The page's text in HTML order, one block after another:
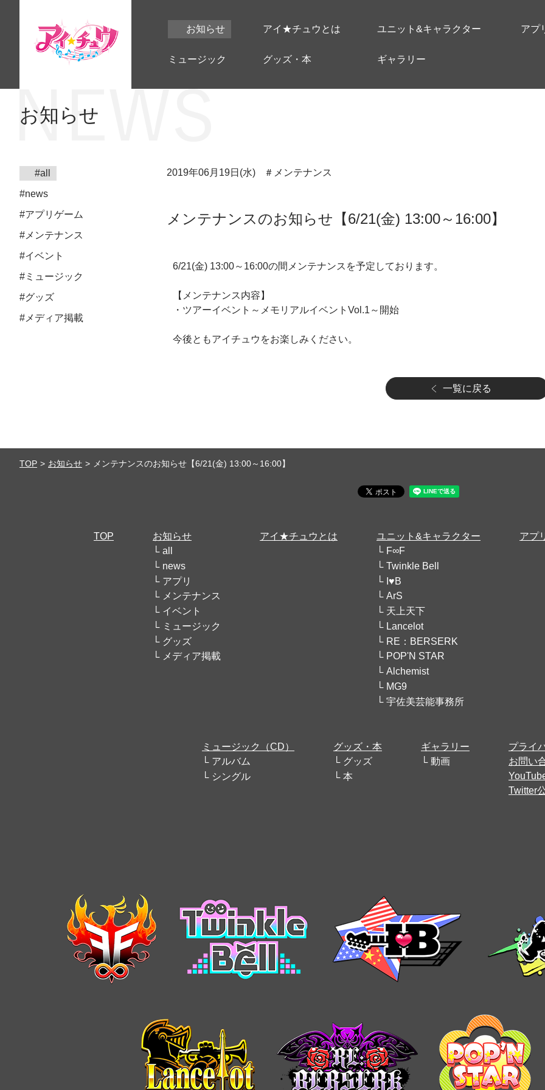
お知らせ アイ★チュウとは ユニット&キャラクター アプ
ミュージック グッズ・本 ギャラリー
お知らせ
#all
#news
#アプリゲーム
#メンテナンス
#イベント
#ミュージック
#グッズ
#メディア掲載
2019年06月19日(水) ＃メンテナンス
メンテナンスのお知らせ【6/21(金) 13:00～16:00】
6/21(金) 13:00～16:00の間メンテナンスを予定しております。
【メンテナンス内容】
・ツアーイベント～メモリアルイベントVol.1～開始
今後ともアイチュウをお楽しみください。
一覧に戻る
TOP お知らせ メンテナンスのお知らせ【6/21(金) 13:00～16:00】
TOP
お知らせ
all
news
アプリ
メンテナンス
イベント
ミュージック
グッズ
メディア掲載
アイ★チュウとは
ユニット&キャラクター
F∞F
Twinkle Bell
I♥B
ArS
天上天下
Lancelot
RE：BERSERK
POP'N STAR
Alchemist
MG9
宇佐美芸能事務所
アプ
ミュージック（CD）
アルバム
シングル
グッズ・本
グッズ
本
ギャラリー
動画
プライ
お問い
Twitter